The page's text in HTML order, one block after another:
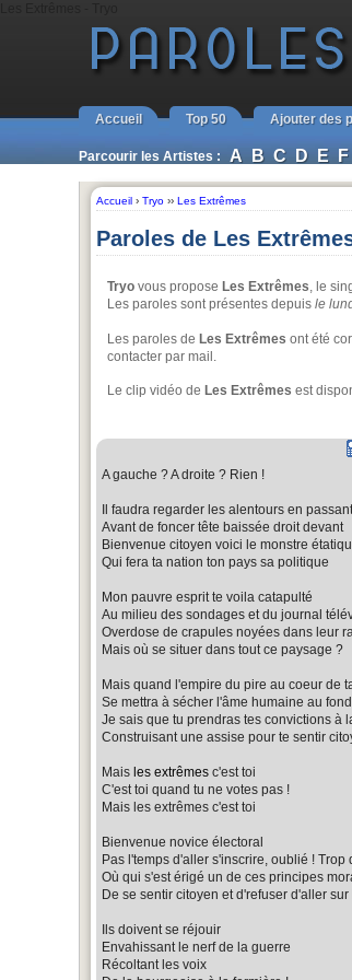
Accueil Top 50 Ajouter des
Parcourir les Artistes : A B C D E F
Accueil › Tryo ›› Les Extrêmes
Paroles de Les
Tryo vous propose Les Extrêmes, le
Les paroles sont présentes depuis le
Les paroles de Les Extrêmes ont été
contacter par mail.
Le clip vidéo de Les Extrêmes est
A gauche ? A droite ? Rien !
Il faudra regarder les alentours en passant
Avant de foncer tête baissée droit devant
Bienvenue citoyen voici le monstre
Qui fera ta nation ton pays sa politique
Mon pauvre esprit te voila catapulté
Au milieu des sondages et du journal
Overdose de crapules noyées dans leur
Mais où se situer dans tout ce paysage ?
Mais quand l'empire du pire au coeur de
Se mettra à sécher l'âme humaine au
Je sais que tu prendras tes convictions à
Construisant une assise pour te sentir
Mais les extrêmes c'est toi
C'est toi quand tu ne votes pas !
Mais les extrêmes c'est toi
Bienvenue novice électoral
Pas l'temps d'aller s'inscrire, oublié ! Trop
Où qui s'est érigé un de ces principes
De se sentir citoyen et d'refuser d'aller
Ils doivent se réjouir
Envahissant le nerf de la guerre
Récoltant les voix